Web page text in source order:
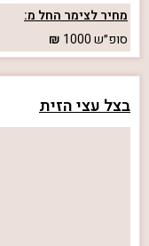
מחיר לצימר החל מ:
סופ״ש1000
בצל עצי הזית